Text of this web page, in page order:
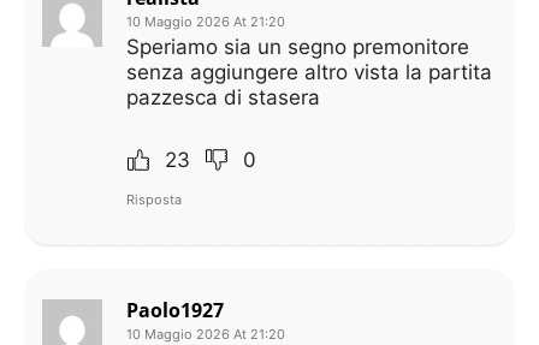
10 Maggio 2026 At 21:20
Speriamo sia un segno premonitore
senza aggiungere altro vista la partita
pazzesca di stasera
23 0
Risposta
Paolo1927
10 Maggio 2026 At 21:20